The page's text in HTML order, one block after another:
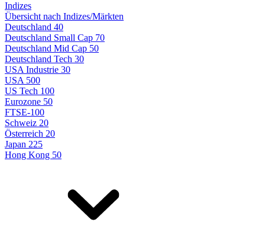
Indizes
Übersicht nach Indizes/Märkten
Deutschland 40
Deutschland Small Cap 70
Deutschland Mid Cap 50
Deutschland Tech 30
USA Industrie 30
USA 500
US Tech 100
Eurozone 50
FTSE-100
Schweiz 20
Österreich 20
Japan 225
Hong Kong 50